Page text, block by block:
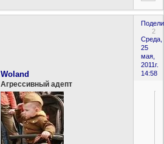
2
Среда,
25
мая,
2011г.
14:58
Woland
Агрессивный адепт